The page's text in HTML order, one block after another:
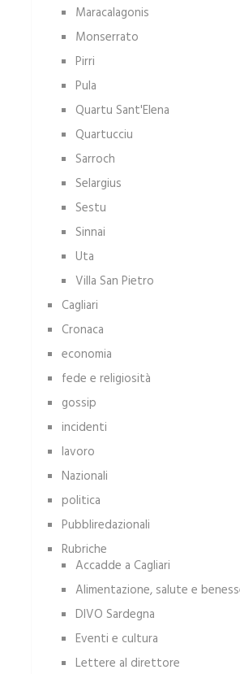
Maracalagonis
Monserrato
Pirri
Pula
Quartu Sant'Elena
Quartucciu
Sarroch
Selargius
Sestu
Sinnai
Uta
Villa San Pietro
Cagliari
Cronaca
economia
fede e religiosità
gossip
incidenti
lavoro
Nazionali
politica
Pubbliredazionali
Rubriche
Accadde a Cagliari
Alimentazione, salute e
DIVO Sardegna
Eventi e cultura
Lettere al direttore